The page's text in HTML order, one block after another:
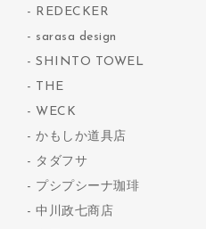
REDECKER
sarasa design
SHINTO TOWEL
THE
WECK
かもしか道具店
タダフサ
プシプシーナ珈琲
中川政七商店